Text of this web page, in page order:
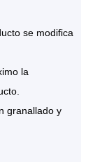
se modifica
la
granallado y